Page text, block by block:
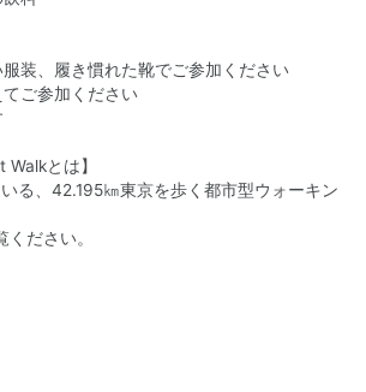
服装、履き慣れた靴でご参加ください
ご参加ください
Walkとは】
る、42.195㎞東京を歩く都市型ウォーキン
ください。